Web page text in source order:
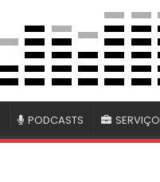
PODCASTS SERVIÇO